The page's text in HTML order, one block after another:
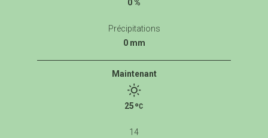
0 %
Précipitations
0 mm
Maintenant
25
14